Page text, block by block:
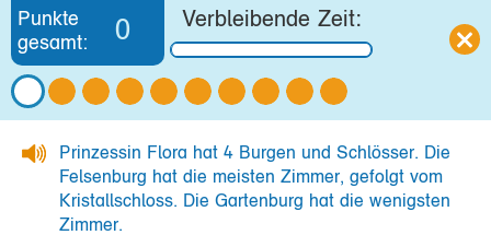
Punkte
gesamt:
0 Verbleibende Zeit:
Prinzessin Flora hat 4 Burgen und Schlösser. Die
Felsenburg hat die meisten Zimmer, gefolgt vom
Kristallschloss. Die Gartenburg hat die wenigsten
Zimmer.